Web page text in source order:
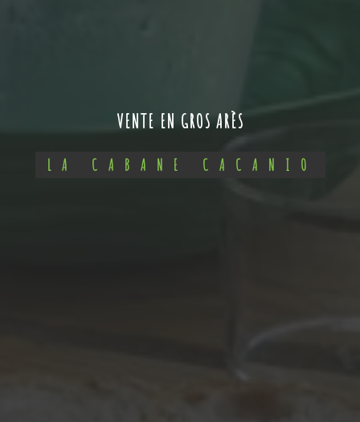
VENTE EN GROS ARÈS
LA CABANE CACANIO